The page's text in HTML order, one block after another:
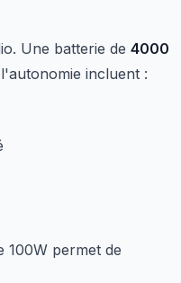
Une batterie de 4000
incluent :
100W permet de